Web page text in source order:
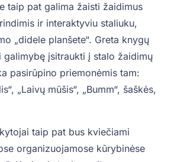
taip pat galima žaisti žaidimus
ir interaktyviu staliuku,
„didele planšete“. Greta knygų
galimybę įsitraukti į stalo žaidimų
pasirūpino priemonėmis tam:
„Laivų mūšis“, „Bumm“, šaškės,
taip pat bus kviečiami
organizuojamose kūrybinėse